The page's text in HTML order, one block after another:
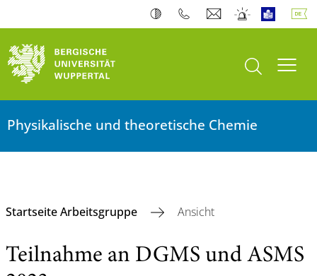
Suche öffnen
Physikalische und theoretische Chemie
Startseite Arbeitsgruppe Ansicht
Teilnahme an DGMS und ASMS